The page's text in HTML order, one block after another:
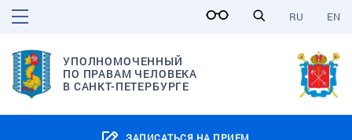
EN
RU
УПОЛНОМОЧЕННЫЙ
ПО ПРАВАМ ЧЕЛОВЕКА
В САНКТ-ПЕТЕРБУРГЕ
ЗАПИСАТЬСЯ НА ПРИЕМ